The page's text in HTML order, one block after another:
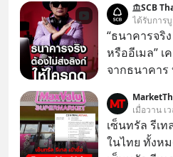
ตั้งกำแพงใส่
ที่เราเองก็ไ
ก่อน แต่พอตั้ง
ตัวเองดูสักค
ในความสัมพันธ์
การแอปเท๋
ทั้ง 2 ท่าน แ
เอ๋ นิ้วกลม-ส
คนไปสำรวจ
SCB
ได้รับการ
“ธนาคารจริ
หรืออีเมล” เ
จากธนาคา
ทันที มาฟัง “ป้
มุกหลอกลว
กันค่ะ #แก้เกมกลโกง #ป้าเก๋าเล่ากล
เมื่อวาน เ
เซ็นทรัล รีเ
ในไทย ทั้งห